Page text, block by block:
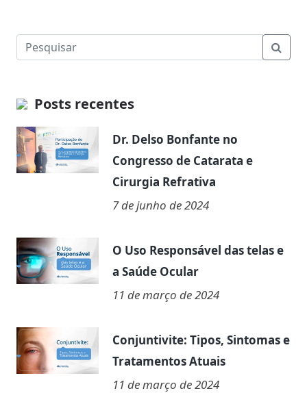
Posts recentes
Dr. Delso Bonfante no
Congresso de Catarata e
Cirurgia Refrativa
7 de junho de 2024
O Uso Responsável das telas e
a Saúde Ocular
11 de março de 2024
Conjuntivite: Tipos, Sintomas e
Tratamentos Atuais
11 de março de 2024